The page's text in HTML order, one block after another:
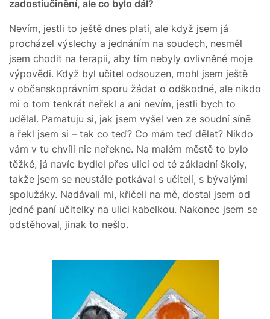
zadostiučinění, ale co bylo dál?
Nevím, jestli to ještě dnes platí, ale když jsem já
procházel výslechy a jednáním na soudech, nesměl
jsem chodit na terapii, aby tím nebyly ovlivněné moje
výpovědi. Když byl učitel odsouzen, mohl jsem ještě
v občanskoprávním sporu žádat o odškodné, ale nikdo
mi o tom tenkrát neřekl a ani nevím, jestli bych to
udělal. Pamatuju si, jak jsem vyšel ven ze soudní síně
a řekl jsem si – tak co teď? Co mám teď dělat? Nikdo
vám v tu chvíli nic neřekne. Na malém městě to bylo
těžké, já navíc bydlel přes ulici od té základní školy,
takže jsem se neustále potkával s učiteli, s bývalými
spolužáky. Nadávali mi, křičeli na mě, dostal jsem od
jedné paní učitelky na ulici kabelkou. Nakonec jsem se
odstěhoval, jinak to nešlo.